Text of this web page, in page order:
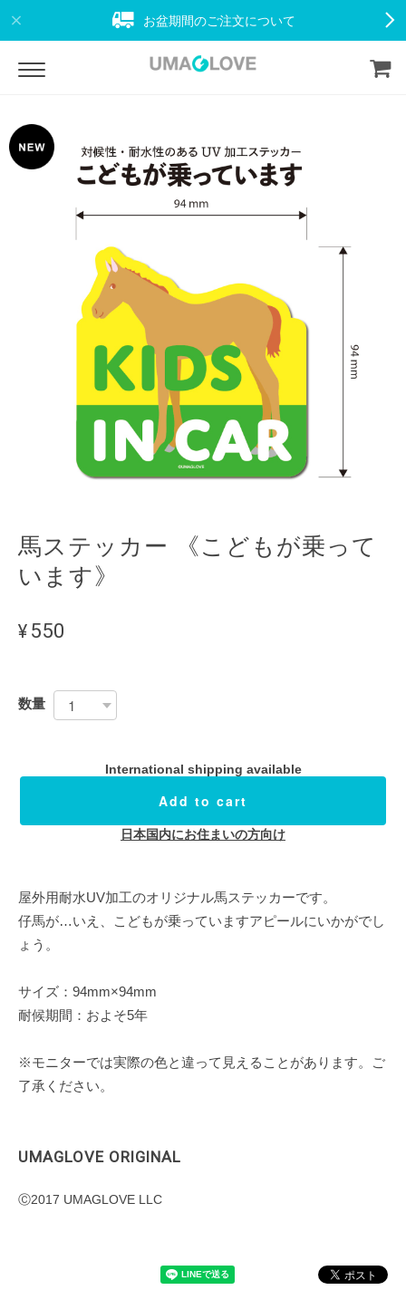
お盆期間のご注文について
馬ステッカー 《こどもが乗って
います》
¥550
数量
International shipping available
Add to cart
日本国内にお住まいの方向け
屋外用耐水UV加工のオリジナル馬ステッカーです。
仔馬が…いえ、こどもが乗っていますアピールにいかがでし
ょう。
サイズ：94mm×94mm
耐候期間：およそ5年
※モニターでは実際の色と違って見えることがあります。ご
了承ください。
UMAGLOVE ORIGINAL
Ⓒ2017 UMAGLOVE LLC